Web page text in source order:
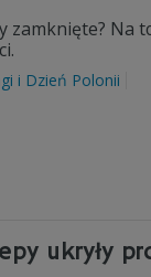
zamknięte? Na
i Dzień Polonii
ukryły